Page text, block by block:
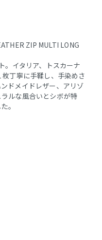
ZIP MULTI LONG
。イタリア、トスカーナ
丁寧に手鞣し、手染めさ
ドメイドレザー、アリゾ
ルな風合いとシボが特
。